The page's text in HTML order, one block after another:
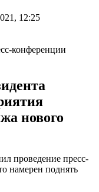
12:25
нового
проведение пресс-
намерен поднять